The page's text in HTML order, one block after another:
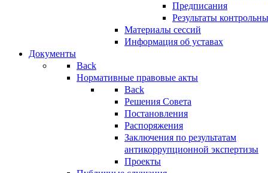
Предписания
Результаты
Материалы сессий
Информация об уставах
Документы
Back
Нормативные правовые акты
Back
Решения Совета
Постановления
Распоряжения
Заключения по результатам
антикоррупционной экспертизы
Проекты